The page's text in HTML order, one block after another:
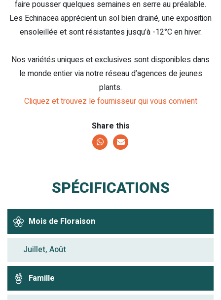
faire pousser quelques semaines en serre au préalable.
Les Echinacea apprécient un sol bien drainé, une exposition
ensoleillée et sont résistantes jusqu’à -12°C en hiver.
Nos variétés uniques et exclusives sont disponibles dans
le monde entier via notre réseau d’agences de jeunes
plants.
Cliquez et trouvez le fournisseur qui vous convient
Share this
SPÉCIFICATIONS
Mois de Floraison
Juillet, Août
Famille